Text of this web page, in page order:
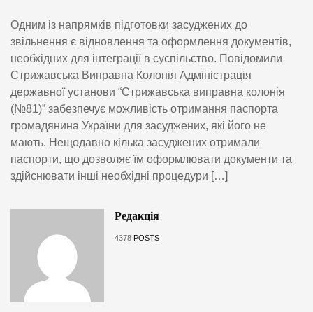
Одним із напрямків підготовки засуджених до
звільнення є відновлення та оформлення документів,
необхідних для інтеграції в суспільство. Повідомили
Стрижавська Виправна Колонія Адміністрація
державної установи “Стрижавська виправна колонія
(№81)” забезпечує можливість отримання паспорта
громадянина України для засуджених, які його не
мають. Нещодавно кілька засуджених отримали
паспорти, що дозволяє їм оформлювати документи та
здійснювати інші необхідні процедури […]
Редакція
4378 POSTS